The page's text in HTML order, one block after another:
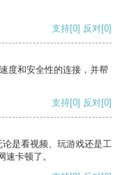
支持[0] 反对[0]
度和安全性的连接，并帮
支持[0] 反对[0]
是看视频、玩游戏还是工
卡顿了。